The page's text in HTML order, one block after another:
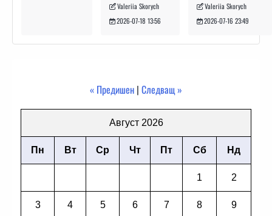
Valeriia Skorych
2026-07-18 13:56
Valeriia Skorych
2026-07-16 23:49
« Предишен | Следващ »
Август 2026
Пн Вт Ср Чт Пт Сб Нд
1 2
3 4 5 6 7 8 9